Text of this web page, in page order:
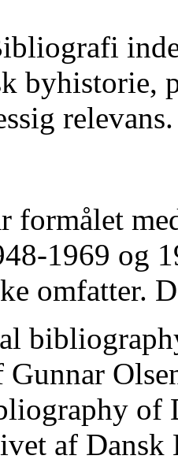
byhistorie,
relevans.
formålet
1969 og
omfatter.
Gunnar
of
af